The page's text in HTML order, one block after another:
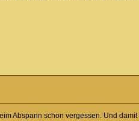
Abspann schon vergessen. Und